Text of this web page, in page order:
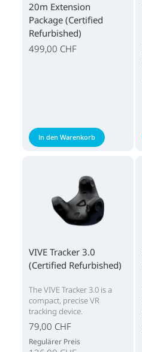
20m Extension
Package (Certified
Refurbished)
499,00 CHF
In den Warenkorb
VIVE Tracker 3.0
(Certified Refurbished)
The VIVE Tracker 3.0 is a
compact, precise VR
tracking device.
79,00 CHF
Regulärer Preis